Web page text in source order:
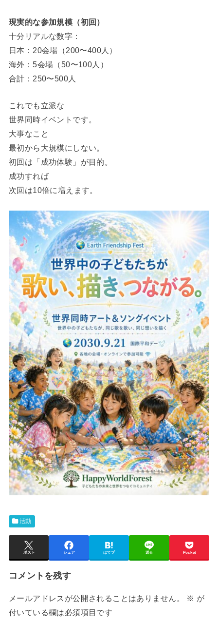
現実的な参加規模（初回）
十分リアルな数字：
日本：20会場（200〜400人）
海外：5会場（50〜100人）
合計：250〜500人
これでも立派な
世界同時イベントです。
大事なこと
最初から大規模にしない。
初回は「成功体験」が目的。
成功すれば
次回は10倍に増えます。
活動
ポスト シェア はてブ 送る Pocket
コメントを残す
メールアドレスが公開されることはありません。 ※ が
付いている欄は必須項目です